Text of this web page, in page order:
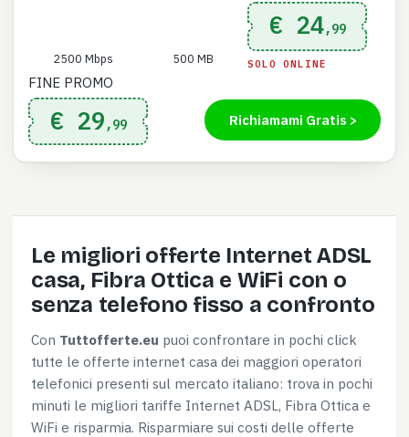
2500 Mbps 500 MB
€ 24,99
SOLO ONLINE
FINE PROMO
€ 29 ,99 Richiamami Gratis >
Le migliori offerte Internet ADSL
casa, Fibra Ottica e WiFi con o
senza telefono fisso a confronto
Con Tuttofferte.eu puoi confrontare in pochi click
tutte le offerte internet casa dei maggiori operatori
telefonici presenti sul mercato italiano: trova in pochi
minuti le migliori tariffe Internet ADSL, Fibra Ottica e
WiFi e risparmia. Risparmiare sui costi delle offerte